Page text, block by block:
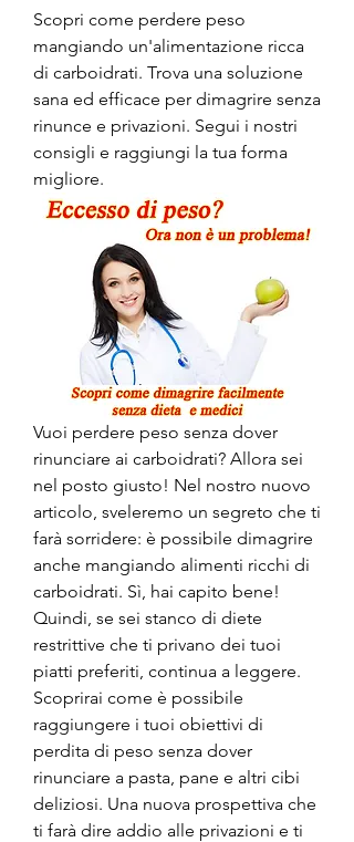
Scopri come perdere peso
mangiando un'alimentazione ricca
di carboidrati. Trova una soluzione
sana ed efficace per dimagrire senza
rinunce e privazioni. Segui i nostri
consigli e raggiungi la tua forma
migliore.
Vuoi perdere peso senza dover
rinunciare ai carboidrati? Allora sei
nel posto giusto! Nel nostro nuovo
articolo, sveleremo un segreto che ti
farà sorridere: è possibile dimagrire
anche mangiando alimenti ricchi di
carboidrati. Sì, hai capito bene!
Quindi, se sei stanco di diete
restrittive che ti privano dei tuoi
piatti preferiti, continua a leggere.
Scoprirai come è possibile
raggiungere i tuoi obiettivi di
perdita di peso senza dover
rinunciare a pasta, pane e altri cibi
deliziosi. Una nuova prospettiva che
ti farà dire addio alle privazioni e ti